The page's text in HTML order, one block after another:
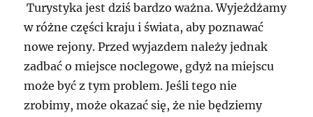
Turystyka jest dziś bardzo ważna. Wyjeżdżamy
w różne części kraju i świata, aby poznawać
nowe rejony. Przed wyjazdem należy jednak
zadbać o miejsce noclegowe, gdyż na miejscu
może być z tym problem. Jeśli tego nie
zrobimy, może okazać się, że nie będziemy